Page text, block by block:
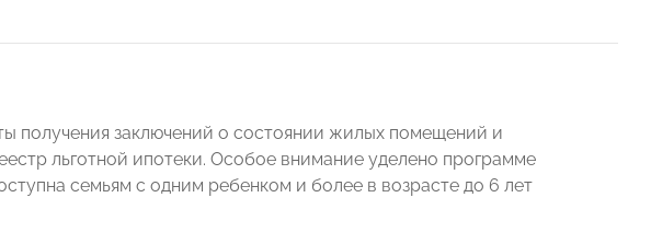
получения заключений о состоянии жилых помещений и
льготной ипотеки. Особое внимание уделено программе
семьям с одним ребенком и более в возрасте до 6 лет